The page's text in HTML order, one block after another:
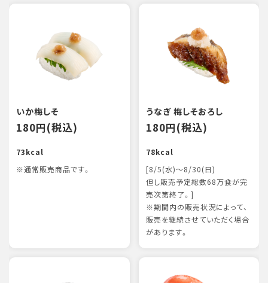
いか梅しそ
180円(税込)
73kcal
※通常販売商品です。
うなぎ 梅しそおろし
180円(税込)
78kcal
[8/5(水)～8/30(日)
但し販売予定総数68万食が完
売次第終了。]
※期間内の販売状況によって、
販売を継続させていただく場合
があります。